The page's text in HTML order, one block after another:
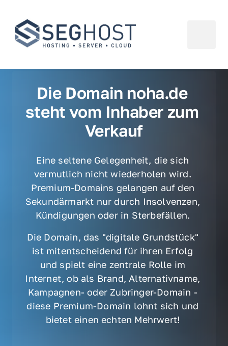
Die Domain noha.de
steht vom Inhaber zum
Verkauf
Eine seltene Gelegenheit, die sich
vermutlich nicht wiederholen wird.
Premium-Domains gelangen auf den
Sekundärmarkt nur durch Insolvenzen,
Kündigungen oder in Sterbefällen.
Die Domain, das "digitale Grundstück"
ist mitentscheidend für ihren Erfolg
und spielt eine zentrale Rolle im
Internet, ob als Brand, Alternativname,
Kampagnen- oder Zubringer-Domain -
diese Premium-Domain lohnt sich und
bietet einen echten Mehrwert!